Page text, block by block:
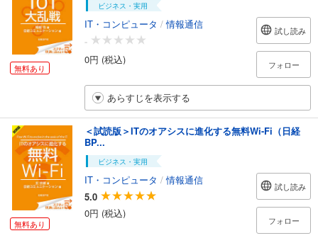
無料あり
ビジネス・実用
IT・コンピュータ /情報通信
-
0円 (税込)
試し読み
フォロー
あらすじを表示する
無料あり
＜試読版＞ITのオアシスに進化する無料Wi-Fi（日経
BP...
ビジネス・実用
IT・コンピュータ /情報通信
5.0
0円 (税込)
試し読み
フォロー